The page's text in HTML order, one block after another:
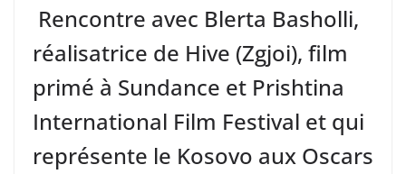
Rencontre avec Blerta Basholli,
réalisatrice de Hive (Zgjoi), film
primé à Sundance et Prishtina
International Film Festival et qui
représente le Kosovo aux Oscars